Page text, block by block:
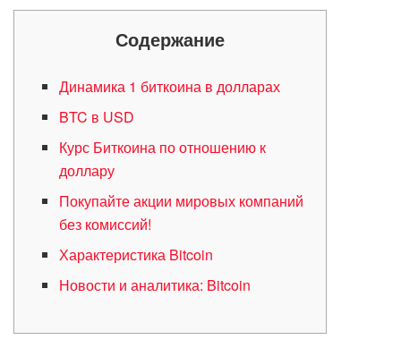
Содержание
Динамика 1 биткоина в долларах
BTC в USD
Курс Биткоина по отношению к
доллару
Покупайте акции мировых компаний
без комиссий!
Характеристика Bitcoin
Новости и аналитика: Bitcoin